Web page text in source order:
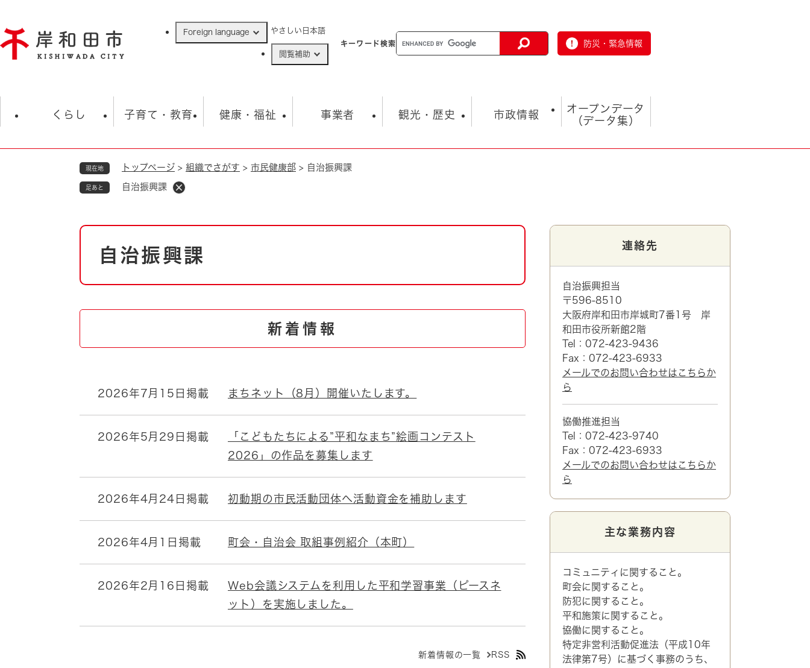
ジ
の
Foreign language やさしい日本語
閲覧補助
キーワード検索 防災・緊急情報
くらし
住民票・戸籍
ごみ・衛生・動物 救急・消防
防災・防犯 上水道・下水道
自然・環境・公園
地域コミュニティ・ボラン
ティア・協働
子育て・教育
学校 子育て
健康・福祉
福祉・健康・生活
事業者
入札・契約情報
環境 福祉・介護
観光・歴史
観光 観光スポット
市政情報
市の概要
市政 職員採用情報
オープンデータ
（データ集）
現在地 トップページ > 組織でさがす > 市民健康部 > 自治振興課
足あと 自治振興課
本
自治振興課
新着情報
2026年7月15日掲載 まちネット（8月）開催いたします。
2026年5月29日掲載
「こどもたちによる”平和なまち”絵画コンテスト
2026」の作品を募集します
2026年4月24日掲載 初動期の市民活動団体へ活動資金を補助します
2026年4月1日掲載 町会・自治会 取組事例紹介（本町）
2026年2月16日掲載
Web会議システムを利用した平和学習事業（ピースネ
ット）を実施しました。
新着情報の一覧 RSS
連絡先
自治振興担当
〒596-8510
大阪府岸和田市岸城町7番1号 岸
和田市役所新館2階
Tel：072-423-9436
Fax：072-423-6933
メールでのお問い合わせはこちらか
ら
協働推進担当
Tel：072-423-9740
Fax：072-423-6933
メールでのお問い合わせはこちらか
ら
主な業務内容
コミュニティに関すること。
町会に関すること。
防犯に関すること。
平和施策に関すること。
協働に関すること。
特定非営利活動促進法（平成10年
法律第7号）に基づく事務のうち、